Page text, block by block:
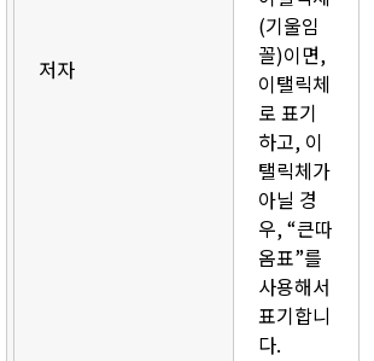
저자
(기울임
꼴)이면,
이탤릭체
로 표기
하고, 이
탤릭체가
아닐 경
우, “큰따
옴표”를
사용해서
표기합니
다.